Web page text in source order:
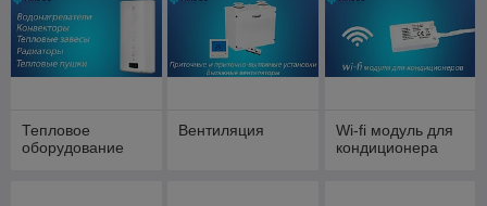
Тепловое
оборудование
Вентиляция
Wi-fi модуль для
кондиционера